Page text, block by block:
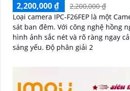
2,200,000 ₫
2,200,000 ₫
Loại camera IPC-F26FEP là một
sát ban đêm. Với công nghệ hồng ngoại 30m, nó cung cấp
hình ảnh sắc nét và rõ ràng ngay
sáng yếu. Độ phân giải 2